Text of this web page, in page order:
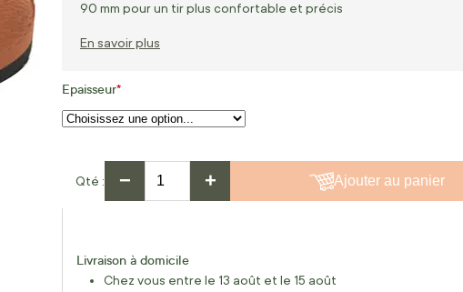
90 mm pour un tir plus confortable et précis
En savoir plus
Epaisseur
Qté − + Ajouter au panier
Livraison à domicile
Chez vous entre le 13 août et le 15 août